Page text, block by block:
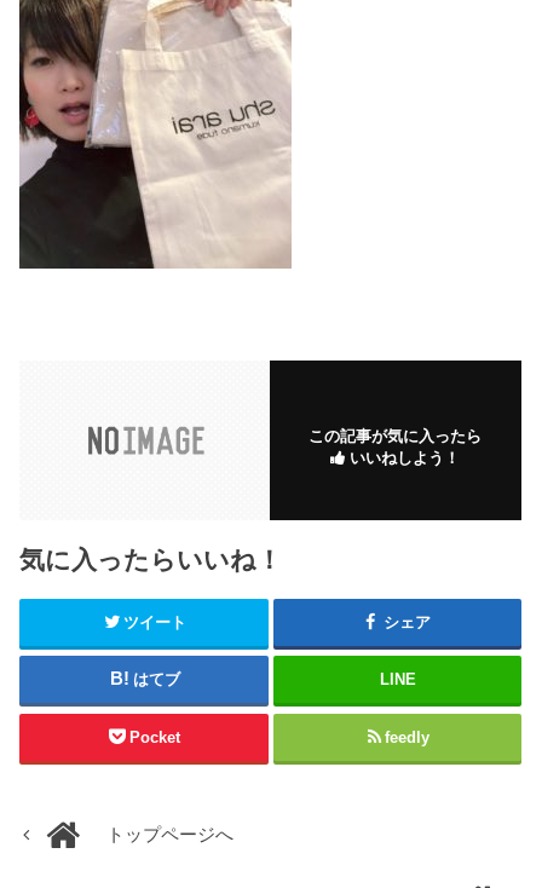
この記事が気に入ったら
いいねしよう！
気に入ったらいいね！
ツイート シェア
はてブ LINE
Pocket feedly
トップページへ